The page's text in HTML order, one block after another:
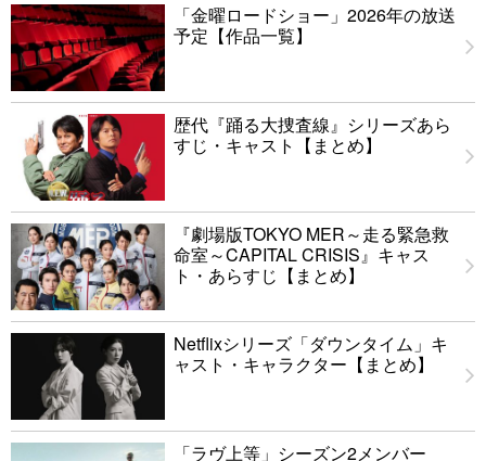
「金曜ロードショー」2026年の放送
予定【作品一覧】
歴代『踊る大捜査線』シリーズあら
すじ・キャスト【まとめ】
『劇場版TOKYO MER～走る緊急救
命室～CAPITAL CRISIS』キャス
ト・あらすじ【まとめ】
Netflixシリーズ「ダウンタイム」キ
ャスト・キャラクター【まとめ】
「ラヴ上等」シーズン2メンバー